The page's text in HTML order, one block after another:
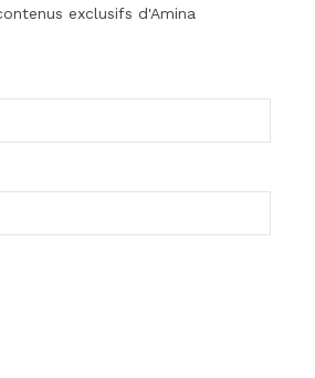
exclusifs d'Amina